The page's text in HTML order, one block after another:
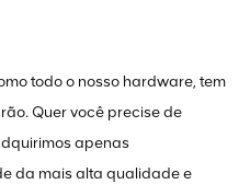
todo o nosso hardware, tem
Quer você precise de
apenas
da mais alta qualidade e